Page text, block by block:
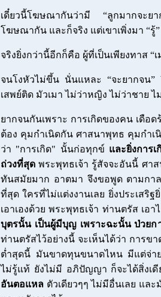
เดี๋ยวนี้โฆษณากันว่ามี “ลูกมากจะย
โฆษณากัน และก็จริง แต่เขาเพิ่งมา “รู้
จริงยิ่งกว่านี้อีกก็คือ ผู้ที่เป็นเพียงทาส “
จนโงหัวไม่ขึ้น นั่นแหละ “จะยากจน”
เสพย์ติด มัวเมา ไม่ว่าหญิง ไม่ว่าชาย ไ
ยากจนกันเพราะ การเกิดของคน เดือ
ต้อง คุมกำเนิดกัน ศาสนาพุทธ คุมกำเ
ว่า "การเกิด" นั้นก่อทุกข์ และยิ่งการ
ถ่วงที่สุด พระพุทธเจ้า รู้สัจจะอันนี้ ศา
ทันสมัยมาก อาตมา จึงขอพูด ตามกา
ที่สุด ใครที่ไม่แต่งงานเลย ยิ่งประเสริ
เอาเองด้วย พระพุทธเจ้า ท่านตรัส เอ
บุตรนั้น เป็นผู้มีบุญ เพราะฉะนั้น ป่วยก
ท่านตรัสไว้อย่างนี้ จะเห็นได้ว่า การ
ต่ำสุดนี้ มันขาดทุนขนาดไหน มีแต่จ่า
ไม่รู้แท้ ยังไม่มี อภิปัญญา ก็จะได้สิ่งเ
อันตอแหล ตัวเดียวๆๆ ไม่มีอื่นเลย แล